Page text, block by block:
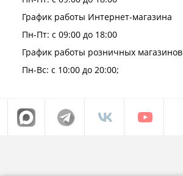
График работы Интернет-магазина
Пн-Пт: с 09:00 до 18:00
График работы розничных магазинов
Пн-Вс: с 10:00 до 20:00;